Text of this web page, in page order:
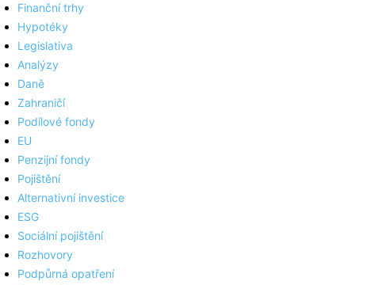
Finanční trhy
Hypotéky
Legislativa
Analýzy
Daně
Zahraničí
Podílové fondy
EU
Penzijní fondy
Pojištění
Alternativní investice
ESG
Sociální pojištění
Rozhovory
Podpůrná opatření